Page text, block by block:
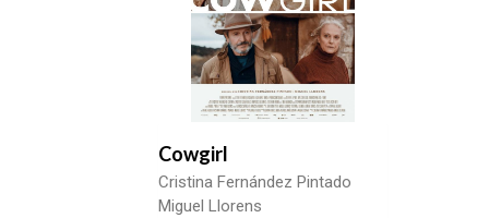
Cowgirl
Cristina Fernández Pintado
Miguel Llorens